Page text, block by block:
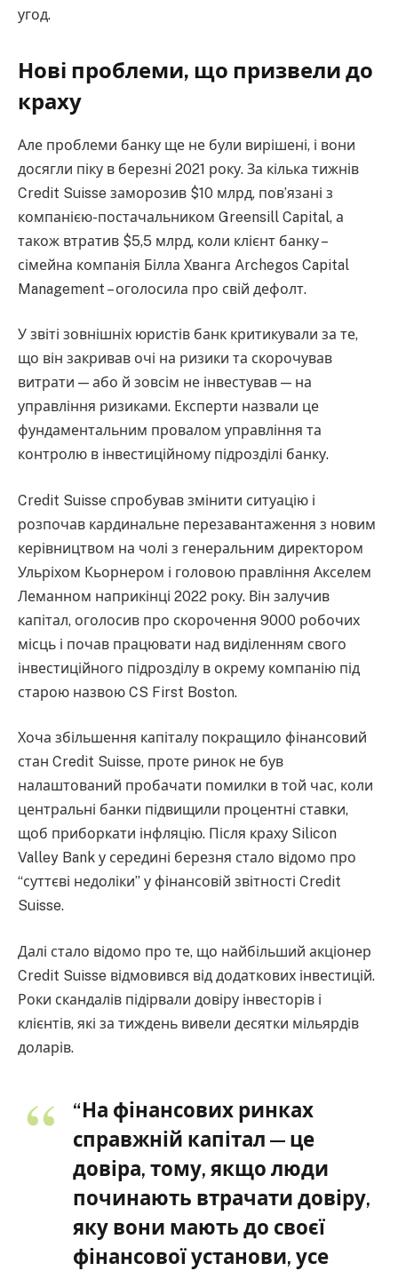
угод.
Нові проблеми, що призвели до
краху
Але проблеми банку ще не були вирішені, і вони
досягли піку в березні 2021 року. За кілька тижнів
Credit Suisse заморозив $10 млрд, пов’язані з
компанією-постачальником Greensill Capital, а
також втратив $5,5 млрд, коли клієнт банку –
сімейна компанія Білла Хванга Archegos Capital
Management – оголосила про свій дефолт.
У звіті зовнішніх юристів банк критикували за те,
що він закривав очі на ризики та скорочував
витрати — або й зовсім не інвестував — на
управління ризиками. Експерти назвали це
фундаментальним провалом управління та
контролю в інвестиційному підрозділі банку.
Credit Suisse спробував змінити ситуацію і
розпочав кардинальне перезавантаження з новим
керівництвом на чолі з генеральним директором
Ульріхом Кьорнером і головою правління Акселем
Леманном наприкінці 2022 року. Він залучив
капітал, оголосив про скорочення 9000 робочих
місць і почав працювати над виділенням свого
інвестиційного підрозділу в окрему компанію під
старою назвою CS First Boston.
Хоча збільшення капіталу покращило фінансовий
стан Credit Suisse, проте ринок не був
налаштований пробачати помилки в той час, коли
центральні банки підвищили процентні ставки,
щоб приборкати інфляцію. Після краху Silicon
Valley Bank у середині березня стало відомо про
“суттєві недоліки” у фінансовій звітності Credit
Suisse.
Далі стало відомо про те, що найбільший акціонер
Credit Suisse відмовився від додаткових інвестицій.
Роки скандалів підірвали довіру інвесторів і
клієнтів, які за тиждень вивели десятки мільярдів
доларів.
“На фінансових ринках
справжній капітал — це
довіра, тому, якщо люди
починають втрачати довіру,
яку вони мають до своєї
фінансової установи, усе